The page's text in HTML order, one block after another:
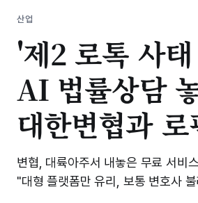
산업
'제2 로톡 사
AI 법률상담
대한변협과
변협, 대륙아주서 내놓은 무료 서비
"대형 플랫폼만 유리, 보통 변호사